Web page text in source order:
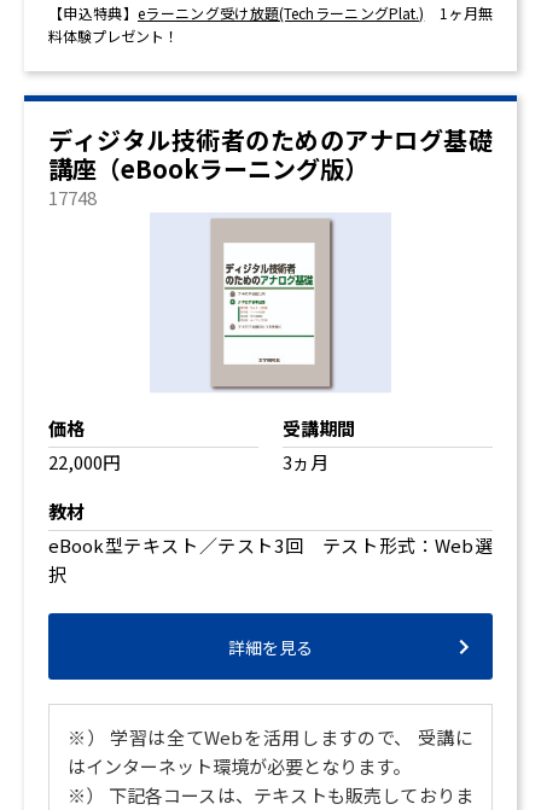
【申込特典】 eラーニング受け放題(TechラーニングPlat.) 1ヶ月無
料体験プレゼント！
ディジタル技術者のためのアナログ基礎
講座（eBookラーニング版）
17748
価格
22,000円
受講期間
3ヵ月
教材
eBook型テキスト／テスト3回 テスト形式：Web選
択
詳細を見る
※） 学習は全てWebを活用しますので、 受講に
はインターネット環境が必要となります。
※） 下記各コースは、テキストも販売しておりま